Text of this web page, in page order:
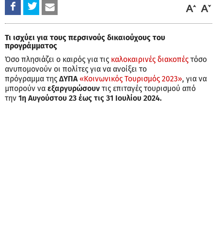
Τι ισχύει για τους περσινούς δικαιούχους του
προγράμματος
Όσο πλησιάζει ο καιρός για τις καλοκαιρινές διακοπές τόσο
ανυπομονούν οι πολίτες για να ανοίξει το
πρόγραμμα της ΔΥΠΑ «Κοινωνικός Τουρισμός 2023», για να
μπορούν να εξαργυρώσουν τις επιταγές τουρισμού από
την 1η Αυγούστου 23 έως τις 31 Ιουλίου 2024.